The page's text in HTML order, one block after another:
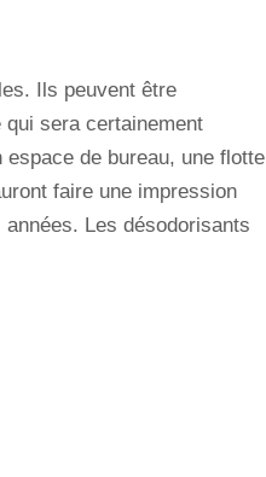
Ils peuvent être
sera certainement
de bureau, une flotte
faire une impression
Les désodorisants